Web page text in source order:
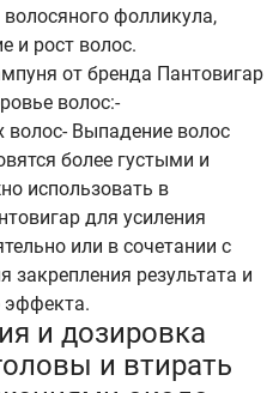
фолликула,
и рост волос.
от бренда Пантовигар
волос:-
волос- Выпадение волос
более густыми и
использовать в
для усиления
или в сочетании с
закрепления результата и
эффекта.
и дозировка
и втирать